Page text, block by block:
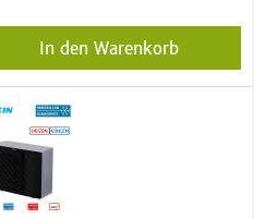
In den Warenkorb